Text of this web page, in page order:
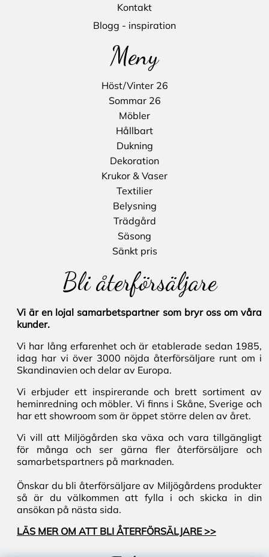
Kontakt
Blogg - inspiration
Meny
Höst/Vinter 26
Sommar 26
Möbler
Hållbart
Dukning
Dekoration
Krukor & Vaser
Textilier
Belysning
Trädgård
Säsong
Sänkt pris
Bli återförsäljare
Vi är en lojal samarbetspartner som bryr oss om våra
kunder.
Vi har lång erfarenhet och är etablerade sedan 1985,
idag har vi över 3000 nöjda återförsäljare runt om i
Skandinavien och delar av Europa.
Vi erbjuder ett inspirerande och brett sortiment av
heminredning och möbler. Vi finns i Skåne, Sverige och
har ett showroom som är öppet större delen av året.
Vi vill att Miljögården ska växa och vara tillgängligt
för många och ser gärna fler återförsäljare och
samarbetspartners på marknaden.
Önskar du bli återförsäljare av Miljögårdens produkter
så är du välkommen att fylla i och skicka in din
ansökan på nästa sida.
LÄS MER OM ATT BLI ÅTERFÖRSÄLJARE >>